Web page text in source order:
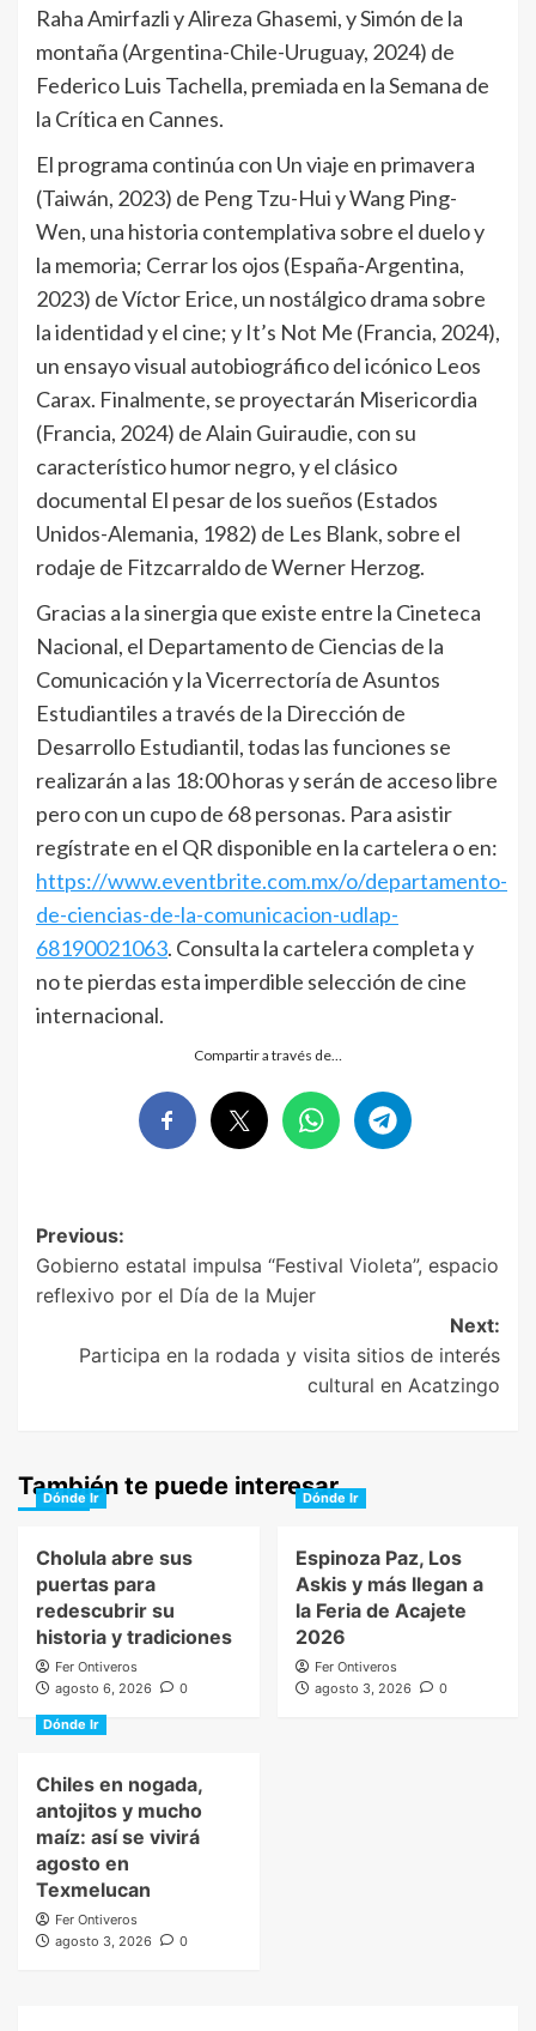
Raha Amirfazli y Alireza Ghasemi, y Simón de la
montaña (Argentina-Chile-Uruguay, 2024) de
Federico Luis Tachella, premiada en la Semana de
la Crítica en Cannes.
El programa continúa con Un viaje en primavera
(Taiwán, 2023) de Peng Tzu-Hui y Wang Ping-
Wen, una historia contemplativa sobre el duelo y
la memoria; Cerrar los ojos (España-Argentina,
2023) de Víctor Erice, un nostálgico drama sobre
la identidad y el cine; y It’s Not Me (Francia, 2024),
un ensayo visual autobiográfico del icónico Leos
Carax. Finalmente, se proyectarán Misericordia
(Francia, 2024) de Alain Guiraudie, con su
característico humor negro, y el clásico
documental El pesar de los sueños (Estados
Unidos-Alemania, 1982) de Les Blank, sobre el
rodaje de Fitzcarraldo de Werner Herzog.
Gracias a la sinergia que existe entre la Cineteca
Nacional, el Departamento de Ciencias de la
Comunicación y la Vicerrectoría de Asuntos
Estudiantiles a través de la Dirección de
Desarrollo Estudiantil, todas las funciones se
realizarán a las 18:00 horas y serán de acceso libre
pero con un cupo de 68 personas. Para asistir
regístrate en el QR disponible en la cartelera o en:
https://www.eventbrite.com.mx/o/departamento-
de-ciencias-de-la-comunicacion-udlap-
68190021063. Consulta la cartelera completa y
no te pierdas esta imperdible selección de cine
internacional.
Compartir a través de…
Post
navigation
Previous:
Gobierno estatal impulsa “Festival Violeta”, espacio
reflexivo por el Día de la Mujer
Next:
Participa en la rodada y visita sitios de interés
cultural en Acatzingo
También te puede interesar
Dónde Ir
Cholula abre sus
puertas para
redescubrir su
historia y tradiciones
Fer Ontiveros
agosto 6, 2026
0
Dónde Ir
Espinoza Paz, Los
Askis y más llegan a
la Feria de Acajete
2026
Fer Ontiveros
agosto 3, 2026
0
Dónde Ir
Chiles en nogada,
antojitos y mucho
maíz: así se vivirá
agosto en
Texmelucan
Fer Ontiveros
agosto 3, 2026
0